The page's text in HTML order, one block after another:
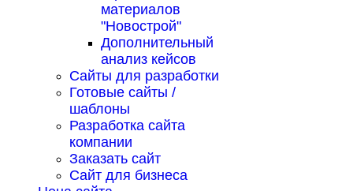
материалов
"Новострой"
Дополнительный
анализ кейсов
Сайты для разработки
Готовые сайты /
шаблоны
Разработка сайта
компании
Заказать сайт
Сайт для бизнеса